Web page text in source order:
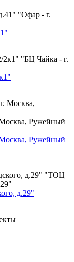
"Офар - г.
"БЦ Чайка - г.
Москва, Ружейный
Москва, Ружейный
"ТОЦ
д.29"